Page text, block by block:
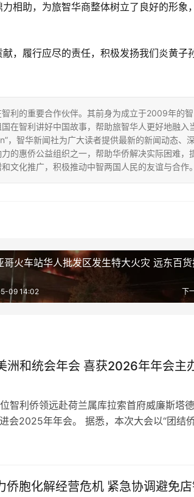
相助，为旅智华商整体树立了良好的形象
，履行应尽的责任，积极发扬我们炎黄子
利的重要合作伙伴。其前身为成立于2009年的智
在智利讲好中国故事，帮助旅智华人更好地融入
，智华新闻社为广大读者提供最新的新闻动态、深
的惠侨公益组织之一，帮助华侨解决实际困难，
文化推广，积极推动中智两国人民的友谊与合作。
哥火车站华人批发区发生特大火灾 远东百
下
09 14:02
洲和统会年会 喜获2026年年会主
智利侨领远赴荷兰属库拉索首府威廉斯塔德
会2025年年会。 据悉，本次大会以“团结
侨胞化解经营危机 紧急协调避免